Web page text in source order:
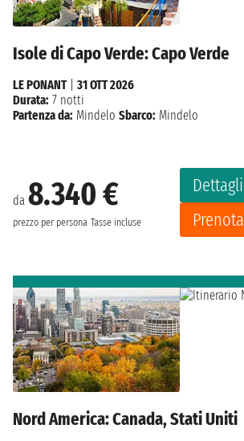
Isole di Capo Verde: Capo Verde
da 8.340 €
prezzo per persona Tasse incluse
Dettagli
Prenota
LE PONANT| 31 OTT 2026
Durata: 7 notti
Partenza da: Mindelo Sbarco: Mindelo
Nord America: Canada, Stati Uniti